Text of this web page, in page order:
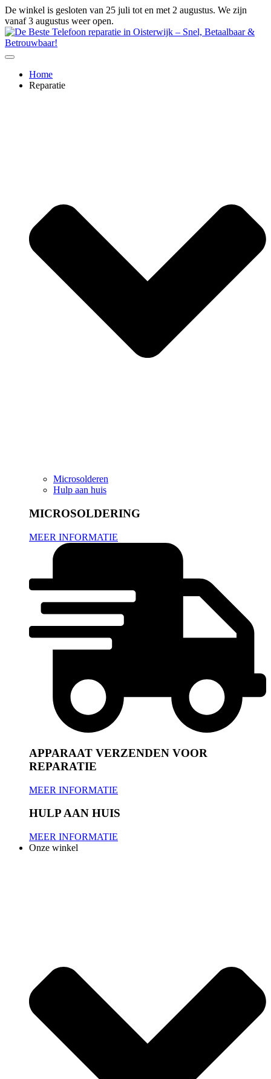
Ga
naar
de
inhoud
De winkel is gesloten van 25 juli tot en met 2 augustus. We zijn
vanaf 3 augustus weer open.
Home
Reparatie
Microsolderen
Hulp aan huis
MICROSOLDERING
MEER INFORMATIE
APPARAAT VERZENDEN VOOR
REPARATIE
MEER INFORMATIE
HULP AAN HUIS
MEER INFORMATIE
Onze winkel